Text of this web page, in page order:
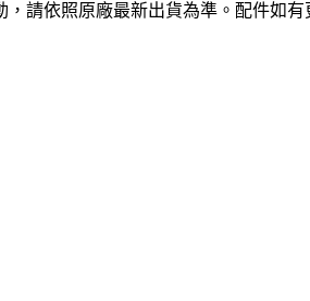
，請依照原廠最新出貨為準。配件如